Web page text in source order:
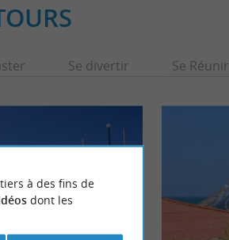
Se divertir Se Réunir
à des fins de
dont les